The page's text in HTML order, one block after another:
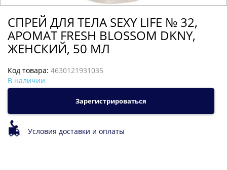
СПРЕЙ ДЛЯ ТЕЛА SEXY LIFE № 32,
АРОМАТ FRESH BLOSSOM DKNY,
ЖЕНСКИЙ, 50 МЛ
Код товара: 4630121931035
В наличии
Зарегистрироваться
Условия доставки и оплаты